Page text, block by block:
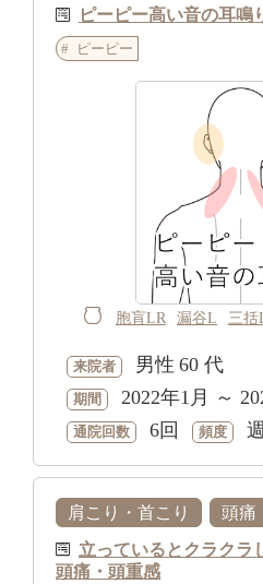
ピーピー高い音の耳鳴
ピーピー
胞肓LR 漏谷L 三括
来院者 男性 60 代
期間 2022年1月 ～
通院回数 6回 頻度
肩こり・首こり 頭痛
立っているとクラクラ
頭痛・頭重感